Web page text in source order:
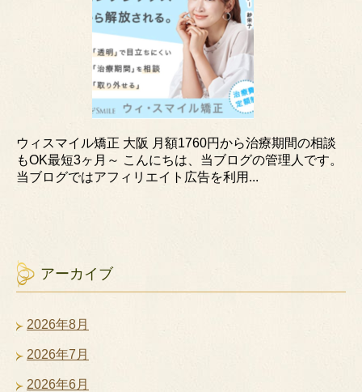
ウィスマイル矯正 大阪 月額1760円から治療期間の相談
もOK最短3ヶ月～ こんにちは、当ブログの管理人です。
当ブログではアフィリエイト広告を利用...
アーカイブ
2026年8月
2026年7月
2026年6月